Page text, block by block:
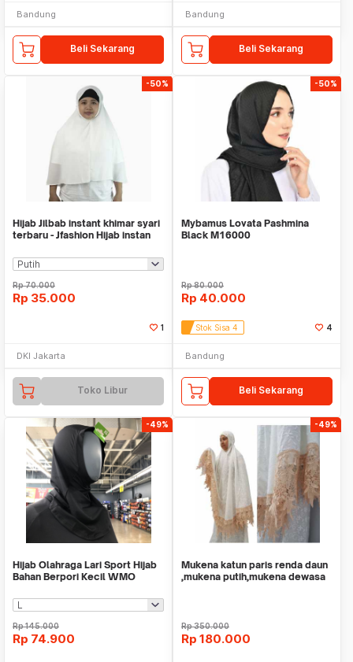
Bandung
Beli Sekarang
Bandung
Beli Sekarang
-50%
Hijab Jilbab instant khimar syari
terbaru - Jfashion Hijab instan
Rp70.000
Rp 35.000
1
DKI Jakarta
Toko Libur
-50%
Mybamus Lovata Pashmina
Black M16000
Rp80.000
Rp 40.000
Stok Sisa 4 4
Bandung
Beli Sekarang
-49%
Hijab Olahraga Lari Sport Hijab
Bahan Berpori Kecil WMO
Rp145.000
Rp 74.900
-49%
Mukena katun paris renda daun
,mukena putih,mukena dewasa
Rp350.000
Rp 180.000